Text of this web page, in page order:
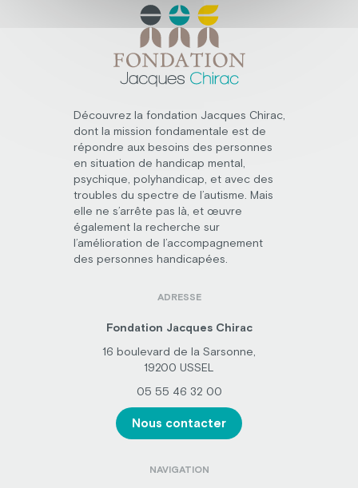
Découvrez la fondation Jacques Chirac,
dont la mission fondamentale est de
répondre aux besoins des personnes
en situation de handicap mental,
psychique, polyhandicap, et avec des
troubles du spectre de l’autisme. Mais
elle ne s’arrête pas là, et œuvre
également la recherche sur
l’amélioration de l’accompagnement
des personnes handicapées.
ADRESSE
Fondation Jacques Chirac
16 boulevard de la Sarsonne,
19200 USSEL
05 55 46 32 00
Nous contacter
NAVIGATION